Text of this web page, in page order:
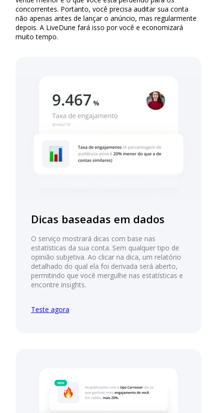
concorrentes. Portanto, você precisa auditar sua conta
não apenas antes de lançar o anúncio, mas regularmente
depois. A LiveDune fará isso por você e economizará
muito tempo.
Dicas baseadas em dados
O serviço mostrará dicas com base nas
estatísticas da sua conta. Sem qualquer tipo de
opinião subjetiva. Ao clicar na dica, um relatório
detalhado do qual ela foi derivada será aberto,
permitindo que você mergulhe nas estatísticas e
encontre insights.
Teste agora